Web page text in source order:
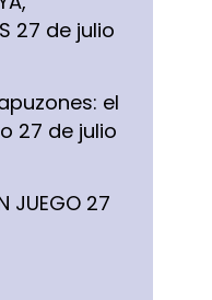
27 de julio
el
27 de julio
JUEGO 27